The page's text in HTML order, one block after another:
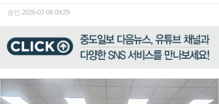
승인 2026-07-08 09:29